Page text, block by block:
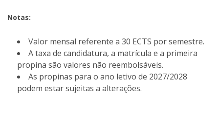
Notas:
Valor mensal referente a 30 ECTS por semestre.
A taxa de candidatura, a matrícula e a primeira
propina são valores não reembolsáveis.
As propinas para o ano letivo de 2027/2028
podem estar sujeitas a alterações.